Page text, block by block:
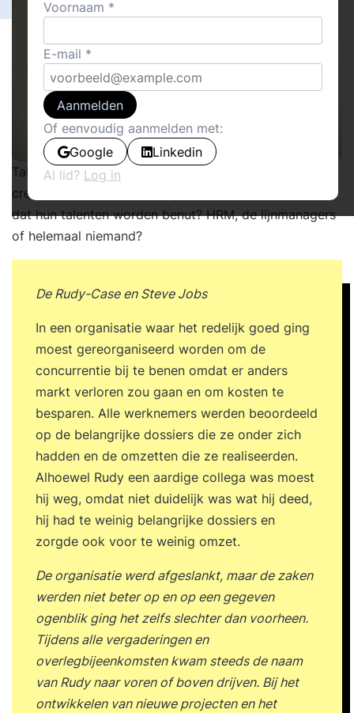
Talentontwikkeling en innoveren: wie ontdekt de
creatieve geesten in uw organisatie? Wie zorgt ervoor
dat hun talenten worden benut? HRM, de lijnmanagers
of helemaal niemand?
De Rudy-Case en Steve Jobs
In een organisatie waar het redelijk goed ging
moest gereorganiseerd worden om de
concurrentie bij te benen omdat er anders
markt verloren zou gaan en om kosten te
besparen. Alle werknemers werden beoordeeld
op de belangrijke dossiers die ze onder zich
hadden en de omzetten die ze realiseerden.
Alhoewel Rudy een aardige collega was moest
hij weg, omdat niet duidelijk was wat hij deed,
hij had te weinig belangrijke dossiers en
zorgde ook voor te weinig omzet.
De organisatie werd afgeslankt, maar de zaken
werden niet beter op en op een gegeven
ogenblik ging het zelfs slechter dan voorheen.
Tijdens alle vergaderingen en
overlegbijeenkomsten kwam steeds de naam
van Rudy naar voren of boven drijven. Bij het
ontwikkelen van nieuwe projecten en het
Voornaam
E-mail
Aanmelden
Of eenvoudig aanmelden met:
Google
Linkedin
Al lid? Log in